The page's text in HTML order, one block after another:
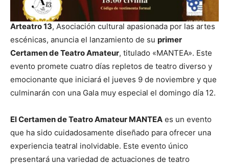
Arteatro 13, Asociación cultural apasionada por las artes
escénicas, anuncia el lanzamiento de su primer
Certamen de Teatro Amateur, titulado «MANTEA». Este
evento promete cuatro días repletos de teatro diverso y
emocionante que iniciará el jueves 9 de noviembre y que
culminarán con una Gala muy especial el domingo día 12.
El Certamen de Teatro Amateur MANTEA es un evento
que ha sido cuidadosamente diseñado para ofrecer una
experiencia teatral inolvidable. Este evento único
presentará una variedad de actuaciones de teatro